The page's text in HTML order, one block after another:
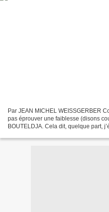
Par JEAN MICHEL WEISSGERBER
pas éprouver une faiblesse (disons
BOUTELDJA. Cela dit, quelque part,